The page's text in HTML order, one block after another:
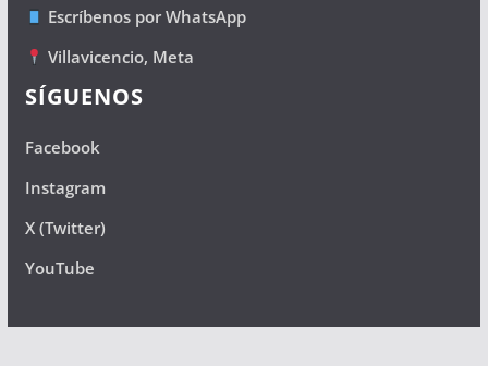
Escríbenos por WhatsApp
Villavicencio, Meta
SÍGUENOS
Facebook
Instagram
X (Twitter)
YouTube